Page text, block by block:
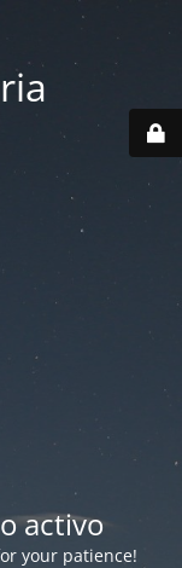
activo
your patience!